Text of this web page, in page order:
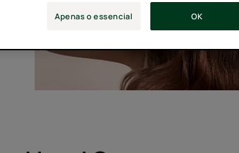
Apenas o essencial OK